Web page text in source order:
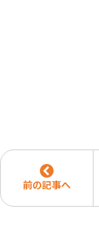
前の記事へ